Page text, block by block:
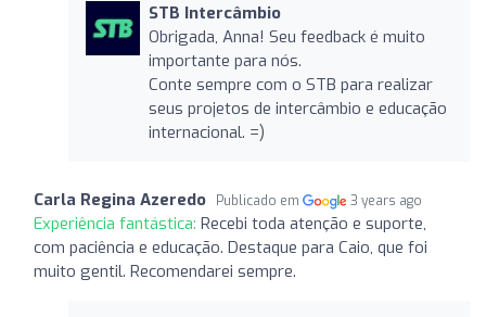
STB Intercâmbio
Obrigada, Anna! Seu feedback é muito
importante para nós.
Conte sempre com o STB para realizar
seus projetos de intercâmbio e educação
internacional. =)
Carla Regina Azeredo Publicado em 3 years ago
Experiência fantástica: Recebi toda atenção e suporte,
com paciência e educação. Destaque para Caio, que foi
muito gentil. Recomendarei sempre.